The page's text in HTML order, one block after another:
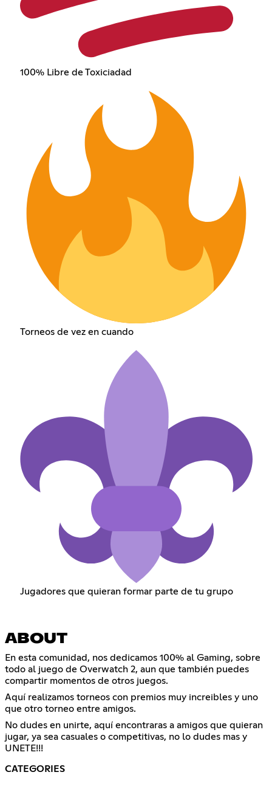
100% Libre de Toxiciadad
Torneos de vez en cuando
Jugadores que quieran formar parte de tu grupo
ABOUT
En esta comunidad, nos dedicamos 100% al Gaming, sobre
todo al juego de Overwatch 2, aun que también puedes
compartir momentos de otros juegos.
Aquí realizamos torneos con premios muy increibles y uno
que otro torneo entre amigos.
No dudes en unirte, aquí encontraras a amigos que quieran
jugar, ya sea casuales o competitivas, no lo dudes mas y
UNETE!!!
CATEGORIES